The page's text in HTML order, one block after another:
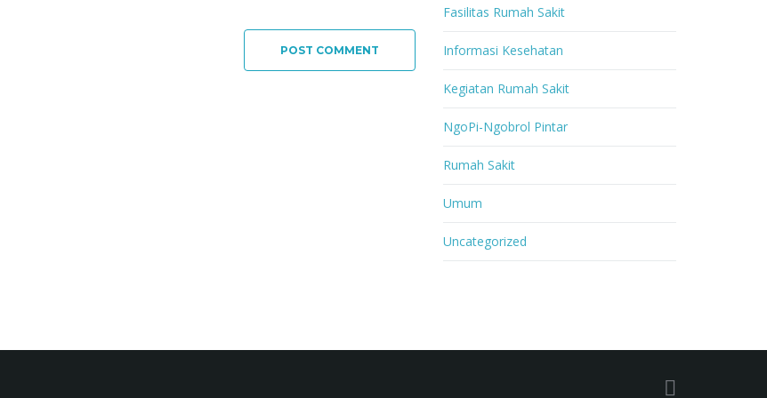
POST COMMENT
Fasilitas Rumah Sakit
Informasi Kesehatan
Kegiatan Rumah Sakit
NgoPi-Ngobrol Pintar
Rumah Sakit
Umum
Uncategorized